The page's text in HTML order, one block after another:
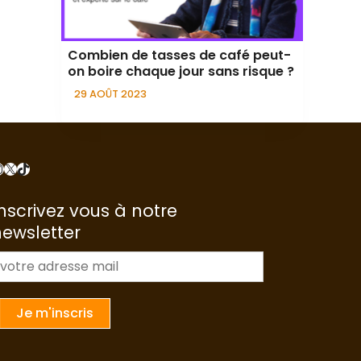
Combien de tasses de café peut-
on boire chaque jour sans risque ?
29 AOÛT 2023
X TikTok
vous à notre
Je m'inscris